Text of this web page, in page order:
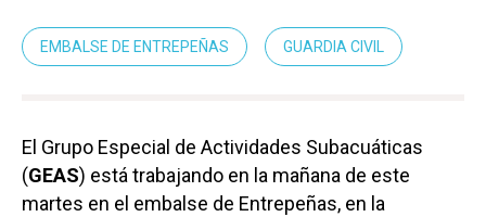
EMBALSE DE ENTREPEÑAS GUARDIA CIVIL
El Grupo Especial de Actividades Subacuáticas
(GEAS) está trabajando en la mañana de este
martes en el embalse de Entrepeñas, en la